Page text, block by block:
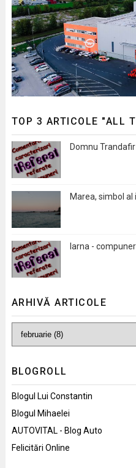
TOP 3 ARTICOLE "ALL
Domnu
Marea, simbol al
Iarna -
ARHIVĂ ARTICOLE
BLOGROLL
Blogul Lui Constantin
Blogul Mihaelei
AUTOVITAL - Blog Auto
Felicitări Online